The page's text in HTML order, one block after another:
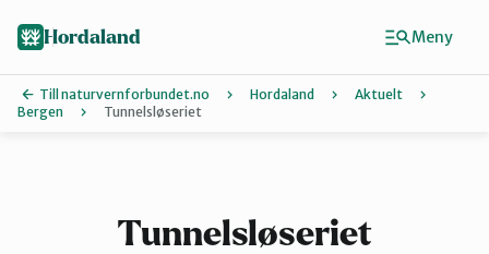
Hordaland
Till naturvernforbundet.no Hordaland
Aktuelt
Bergen
Tunnelsløseriet
Tunnelsløseriet